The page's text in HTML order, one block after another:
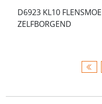
D6923 KL10
ZELFBORGEND